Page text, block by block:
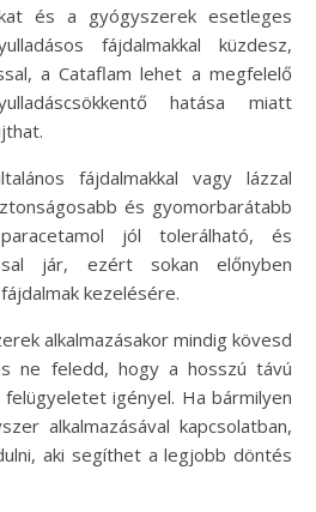
és a gyógyszerek esetleges
fájdalmakkal küzdesz,
a Cataflam lehet a megfelelő
hatása miatt
fájdalmakkal vagy lázzal
és gyomorbarátabb
jól tolerálható, és
jár, ezért sokan előnyben
kezelésére.
alkalmazásakor mindig kövesd
ne feledd, hogy a hosszú távú
igényel. Ha bármilyen
alkalmazásával kapcsolatban,
aki segíthet a legjobb döntés